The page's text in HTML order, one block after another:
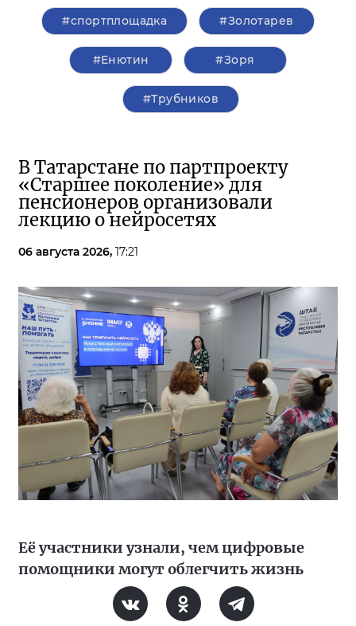
#спортплощадка #Золотарев
#Енютин #Зоря
#Трубников
В Татарстане по партпроекту
«Старшее поколение» для
пенсионеров организовали
лекцию о нейросетях
06 августа 2026, 17:21
Её участники узнали, чем цифровые
помощники могут облегчить жизнь